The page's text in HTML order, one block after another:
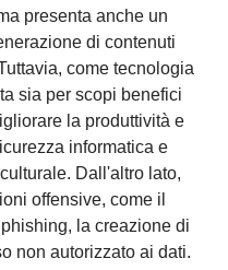
presenta anche un
di contenuti
come tecnologia
sia per scopi benefici
la produttività e
informatica e
Dall'altro lato,
offensive, come il
la creazione di
non autorizzato ai dati.